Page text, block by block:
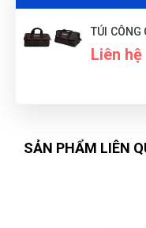
Chất lượng thật
Không gian hài hòa,
TÚI
Liên hệ
SẢN PHẨM LIÊN